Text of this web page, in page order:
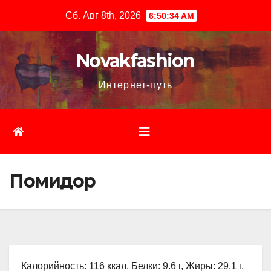
содержимому
Сб. Авг 8th, 2026 6:50:35 AM
Novakfashion
Интернет-путь
Помидор
Калорийность: 116 ккал, Белки: 9.6 г, Жиры: 29.1 г,